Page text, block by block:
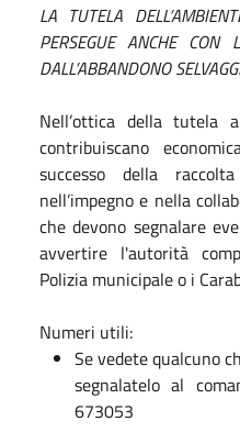
LA TUTELA
PERSEGUE ANCHE CON
DALL’ABBANDONO
Nell’ottica della tutela
contribuiscano
successo della
nell’impegno e nella
che devono segnalare
avvertire l'autorità
Polizia municipale o i
Numeri utili:
Se vedete qualcuno
segnalatelo al
673053